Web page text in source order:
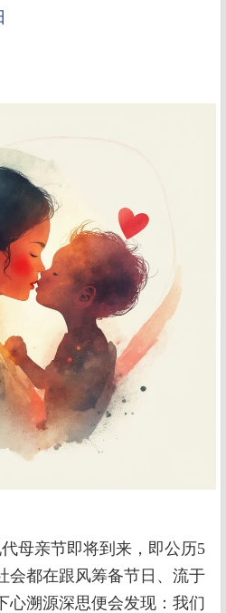
母亲节即将到来，即公历5
会都在跟风筹备节日、流于
心溯源深思便会发现：我们